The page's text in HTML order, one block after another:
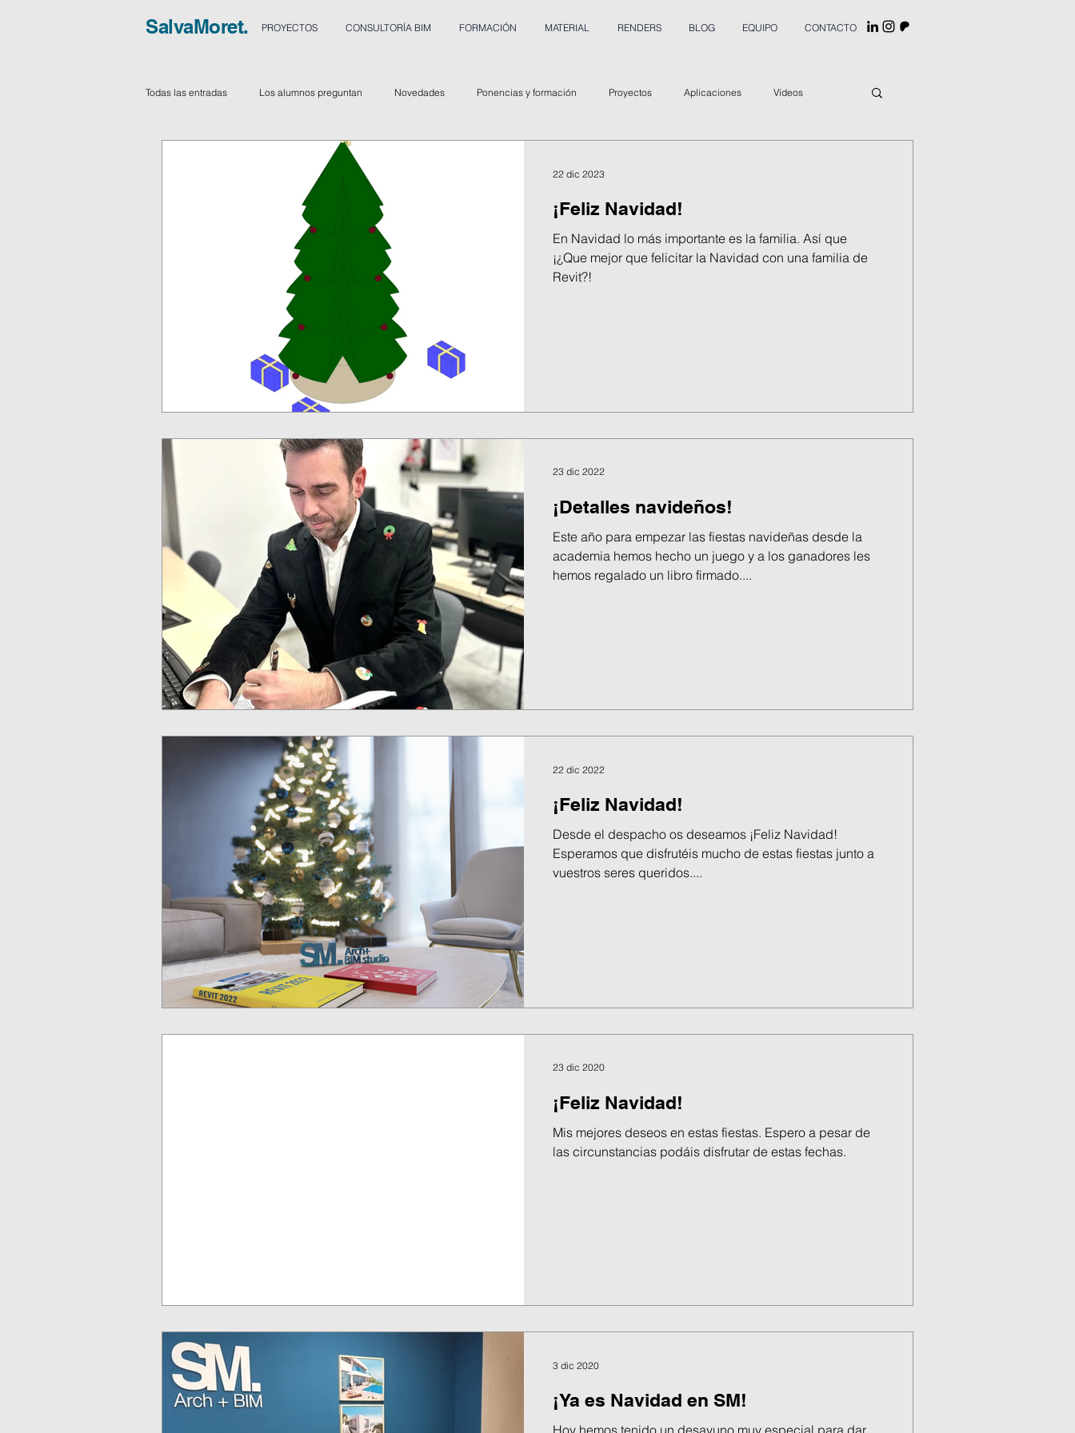
SalvaMoret. PROYECTOS CONSULTORÍA BIM FORMACIÓN MATERIAL RENDERS BLOG EQUIPO CONTACTO
Todas las entradas Los alumnos preguntan Novedades Ponencias y formación Proyectos Aplicaciones Vídeos
¡Feliz Navidad!
En Navidad lo más importante es la familia. Así que
¡¿Que mejor que felicitar la Navidad con una familia de
Revit?!
22 dic 2023
¡Detalles navideños!
Este año para empezar las fiestas navideñas desde la
academia hemos hecho un juego y a los ganadores les
hemos regalado un libro firmado....
23 dic 2022
¡Feliz Navidad!
Desde el despacho os deseamos ¡Feliz Navidad!
Esperamos que disfrutéis mucho de estas fiestas junto a
vuestros seres queridos....
22 dic 2022
¡Feliz Navidad!
Mis mejores deseos en estas fiestas. Espero a pesar de
las circunstancias podáis disfrutar de estas fechas.
23 dic 2020
¡Ya es Navidad en SM!
Hoy hemos tenido un desayuno muy especial para dar
3 dic 2020